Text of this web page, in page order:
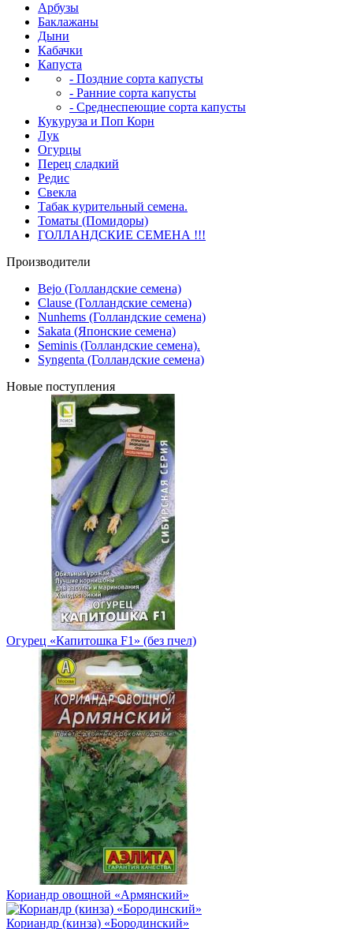
Арбузы
Баклажаны
Дыни
Кабачки
Капуста
- Поздние сорта капусты
- Ранние сорта капусты
- Среднеспеющие сорта капусты
Кукуруза и Поп Корн
Лук
Огурцы
Перец сладкий
Редис
Свекла
Табак курительный семена.
Томаты (Помидоры)
ГОЛЛАНДСКИЕ СЕМЕНА !!!
Производители
Bejo (Голландские семена)
Clause (Голландские семена)
Nunhems (Голландские семена)
Sakata (Японские семена)
Seminis (Голландские семена).
Syngenta (Голландские семена)
Новые поступления
Огурец «Капитошка F1» (без пчел)
Кориандр овощной «Армянский»
Кориандр (кинза) «Бородинский»